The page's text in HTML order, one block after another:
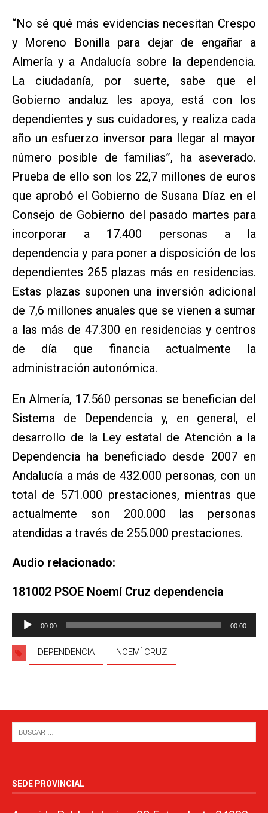
“No sé qué más evidencias necesitan Crespo
y Moreno Bonilla para dejar de engañar a
Almería y a Andalucía sobre la dependencia.
La ciudadanía, por suerte, sabe que el
Gobierno andaluz les apoya, está con los
dependientes y sus cuidadores, y realiza cada
año un esfuerzo inversor para llegar al mayor
número posible de familias”, ha aseverado.
Prueba de ello son los 22,7 millones de euros
que aprobó el Gobierno de Susana Díaz en el
Consejo de Gobierno del pasado martes para
incorporar a 17.400 personas a la
dependencia y para poner a disposición de los
dependientes 265 plazas más en residencias.
Estas plazas suponen una inversión adicional
de 7,6 millones anuales que se vienen a sumar
a las más de 47.300 en residencias y centros
de día que financia actualmente la
administración autonómica.
En Almería, 17.560 personas se benefician del
Sistema de Dependencia y, en general, el
desarrollo de la Ley estatal de Atención a la
Dependencia ha beneficiado desde 2007 en
Andalucía a más de 432.000 personas, con un
total de 571.000 prestaciones, mientras que
actualmente son 200.000 las personas
atendidas a través de 255.000 prestaciones.
Audio relacionado:
181002 PSOE Noemí Cruz dependencia
Reproductor
audio
00:00 00:00
DEPENDENCIA NOEMÍ CRUZ
SEDE PROVINCIAL